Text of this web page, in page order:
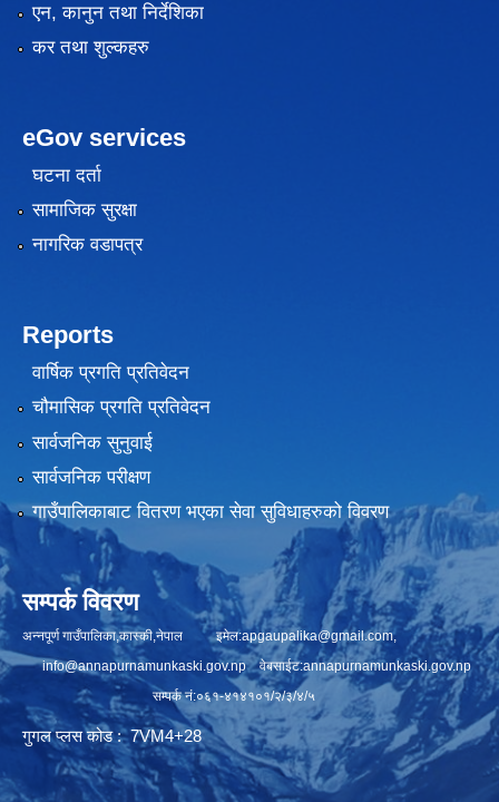
एन, कानुन तथा निर्देशिका
कर तथा शुल्कहरु
eGov services
घटना दर्ता
सामाजिक सुरक्षा
नागरिक वडापत्र
Reports
वार्षिक प्रगति प्रतिवेदन
चौमासिक प्रगति प्रतिवेदन
सार्वजनिक सुनुवाई
सार्वजनिक परीक्षण
गाउँपालिकाबाट वितरण भएका सेवा सुविधाहरुको विवरण
सम्पर्क विवरण
अन्नपूर्ण गाउँपालिका,कास्की,नेपाल इमेल:apgaupalika@gmail.com,
info@annapurnamunkaski.gov.npवेबसाईट:annapurnamunkaski.gov.np
सम्पर्क नं:०६१-४१४१०१/२/३/४/५
गुगल प्लस कोड : 7VM4+28